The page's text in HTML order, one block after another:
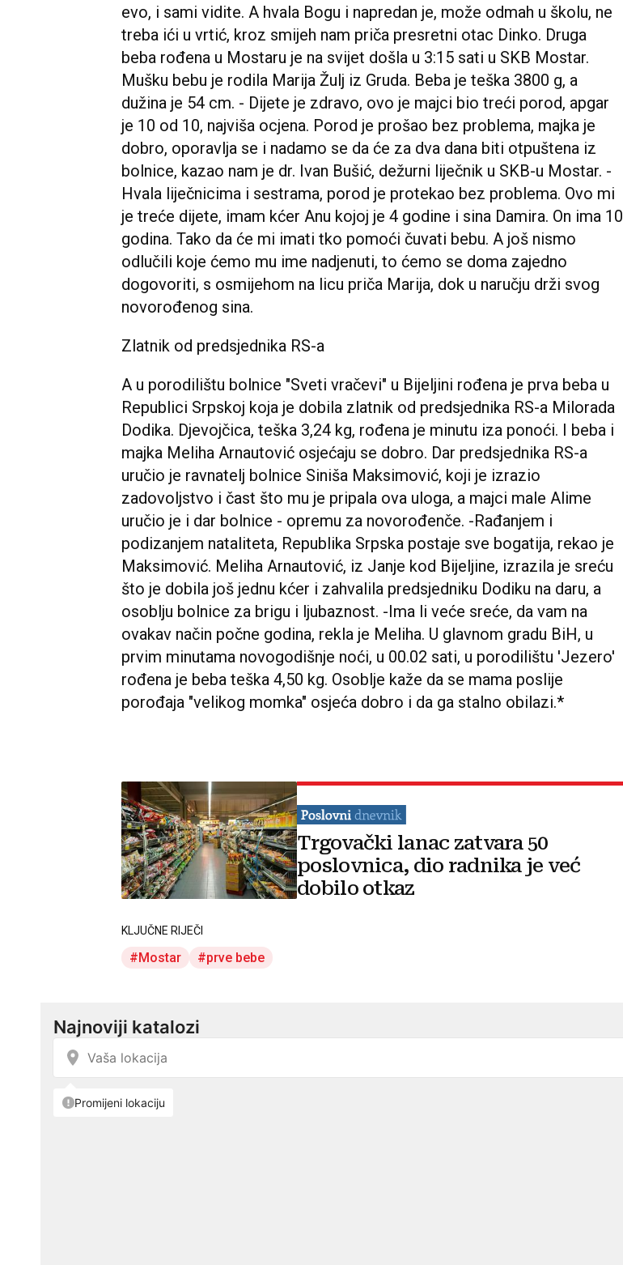
evo, i sami vidite. A hvala Bogu i napredan je, može odmah u školu, ne
treba ići u vrtić, kroz smijeh nam priča presretni otac Dinko. Druga
beba rođena u Mostaru je na svijet došla u 3:15 sati u SKB Mostar.
Mušku bebu je rodila Marija Žulj iz Gruda. Beba je teška 3800 g, a
dužina je 54 cm. - Dijete je zdravo, ovo je majci bio treći porod, apgar
je 10 od 10, najviša ocjena. Porod je prošao bez problema, majka je
dobro, oporavlja se i nadamo se da će za dva dana biti otpuštena iz
bolnice, kazao nam je dr. Ivan Bušić, dežurni liječnik u SKB-u Mostar. -
Hvala liječnicima i sestrama, porod je protekao bez problema. Ovo mi
je treće dijete, imam kćer Anu kojoj je 4 godine i sina Damira. On ima 10
godina. Tako da će mi imati tko pomoći čuvati bebu. A još nismo
odlučili koje ćemo mu ime nadjenuti, to ćemo se doma zajedno
dogovoriti, s osmijehom na licu priča Marija, dok u naručju drži svog
novorođenog sina.
Zlatnik od predsjednika RS-a
A u porodilištu bolnice "Sveti vračevi" u Bijeljini rođena je prva beba u
Republici Srpskoj koja je dobila zlatnik od predsjednika RS-a Milorada
Dodika. Djevojčica, teška 3,24 kg, rođena je minutu iza ponoći. I beba i
majka Meliha Arnautović osjećaju se dobro. Dar predsjednika RS-a
uručio je ravnatelj bolnice Siniša Maksimović, koji je izrazio
zadovoljstvo i čast što mu je pripala ova uloga, a majci male Alime
uručio je i dar bolnice - opremu za novorođenče. -Rađanjem i
podizanjem nataliteta, Republika Srpska postaje sve bogatija, rekao je
Maksimović. Meliha Arnautović, iz Janje kod Bijeljine, izrazila je sreću
što je dobila još jednu kćer i zahvalila predsjedniku Dodiku na daru, a
osoblju bolnice za brigu i ljubaznost. -Ima li veće sreće, da vam na
ovakav način počne godina, rekla je Meliha. U glavnom gradu BiH, u
prvim minutama novogodišnje noći, u 00.02 sati, u porodilištu 'Jezero'
rođena je beba teška 4,50 kg. Osoblje kaže da se mama poslije
porođaja "velikog momka" osjeća dobro i da ga stalno obilazi.*
Trgovački lanac zatvara 50
poslovnica, dio radnika je već
dobilo otkaz
KLJUČNE RIJEČI
Mostar prve bebe